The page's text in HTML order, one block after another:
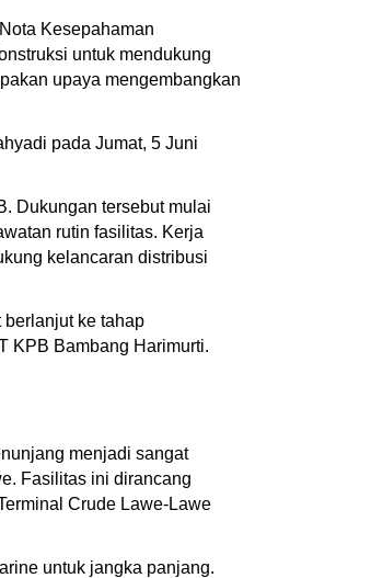
Kesepahaman
untuk mendukung
upaya mengembangkan
pada Jumat, 5 Juni
Dukungan tersebut mulai
rutin fasilitas. Kerja
kelancaran distribusi
ke tahap
KPB Bambang Harimurti.
menjadi sangat
Fasilitas ini dirancang
Crude Lawe-Lawe
untuk jangka panjang.